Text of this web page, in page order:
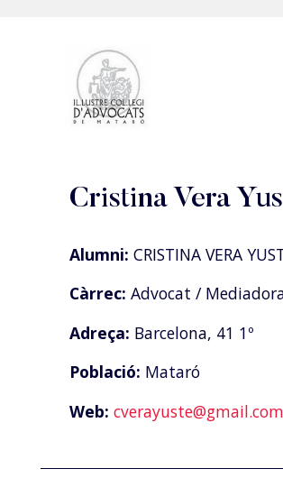
Cristina Vera
Alumni: CRISTINA VERA
Càrrec: Advocat /
Adreça: Barcelona, 41 1º
Població: Mataró
Web: cverayuste@gmail.com